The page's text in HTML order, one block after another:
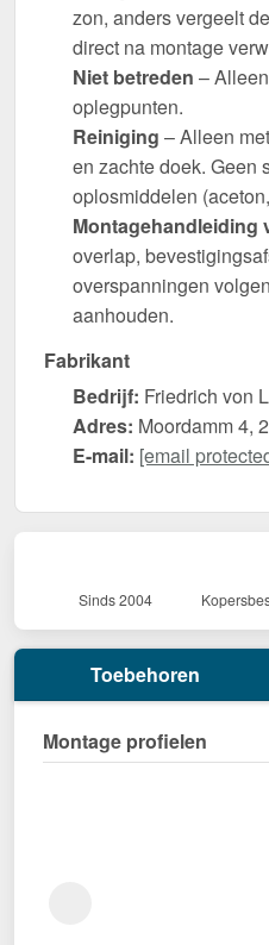
zon, anders vergeelt
direct na montage
Niet betreden –
oplegpunten.
Reiniging – Alleen
en zachte doek. Geen
oplosmiddelen
Montagehandleiding
overlap,
overspanningen
aanhouden.
Fabrikant
Bedrijf: Friedrich von
Adres: Moordamm 4,
E-mail: [email
Sinds 2004
Toebehoren
Montage profielen